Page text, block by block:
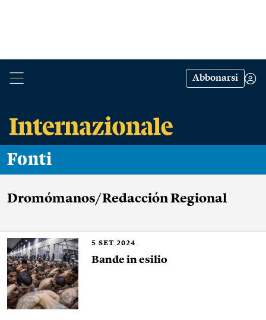
Abbonarsi
Fonti
Dromómanos/Redacción Regional
5 SET 2024
Bande in esilio